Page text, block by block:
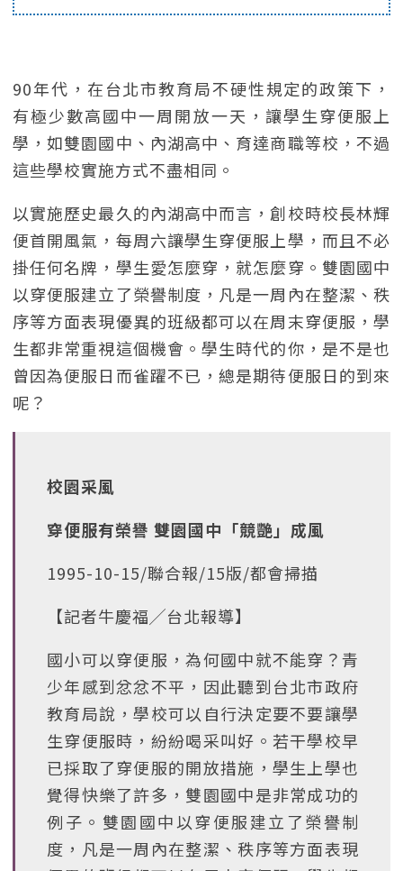
90年代，在台北市教育局不硬性規定的政策下，
有極少數高國中一周開放一天，讓學生穿便服上
學，如雙園國中、內湖高中、育達商職等校，不過
這些學校實施方式不盡相同。
以實施歷史最久的內湖高中而言，創校時校長林輝
便首開風氣，每周六讓學生穿便服上學，而且不必
掛任何名牌，學生愛怎麼穿，就怎麼穿。雙園國中
以穿便服建立了榮譽制度，凡是一周內在整潔、秩
序等方面表現優異的班級都可以在周末穿便服，學
生都非常重視這個機會。學生時代的你，是不是也
曾因為便服日而雀躍不已，總是期待便服日的到來
呢？
校園采風
穿便服有榮譽 雙園國中「競艷」成風
1995-10-15/聯合報/15版/都會掃描
【記者牛慶福╱台北報導】
國小可以穿便服，為何國中就不能穿？青
少年感到忿忿不平，因此聽到台北市政府
教育局說，學校可以自行決定要不要讓學
生穿便服時，紛紛喝采叫好。若干學校早
已採取了穿便服的開放措施，學生上學也
覺得快樂了許多，雙園國中是非常成功的
例子。雙園國中以穿便服建立了榮譽制
度，凡是一周內在整潔、秩序等方面表現